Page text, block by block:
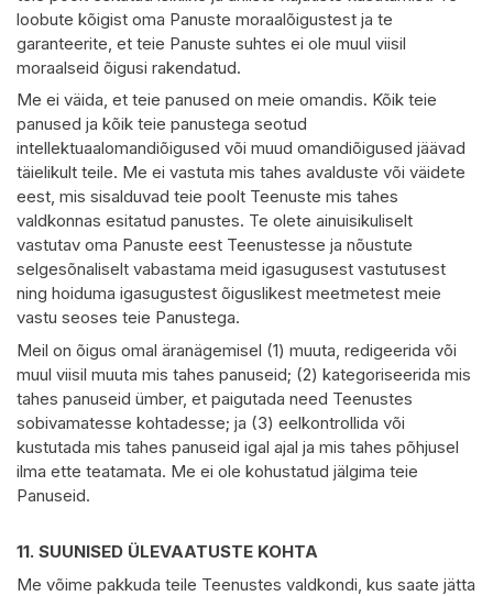
loobute kõigist oma Panuste moraalõigustest ja te
garanteerite, et teie Panuste suhtes ei ole muul viisil
moraalseid õigusi rakendatud.
Me ei väida, et teie panused on meie omandis. Kõik teie
panused ja kõik teie panustega seotud
intellektuaalomandiõigused või muud omandiõigused jäävad
täielikult teile. Me ei vastuta mis tahes avalduste või väidete
eest, mis sisalduvad teie poolt Teenuste mis tahes
valdkonnas esitatud panustes. Te olete ainuisikuliselt
vastutav oma Panuste eest Teenustesse ja nõustute
selgesõnaliselt vabastama meid igasugusest vastutusest
ning hoiduma igasugustest õiguslikest meetmetest meie
vastu seoses teie Panustega.
Meil on õigus omal äranägemisel (1) muuta, redigeerida või
muul viisil muuta mis tahes panuseid; (2) kategoriseerida mis
tahes panuseid ümber, et paigutada need Teenustes
sobivamatesse kohtadesse; ja (3) eelkontrollida või
kustutada mis tahes panuseid igal ajal ja mis tahes põhjusel
ilma ette teatamata. Me ei ole kohustatud jälgima teie
Panuseid.
11. SUUNISED ÜLEVAATUSTE KOHTA
Me võime pakkuda teile Teenustes valdkondi, kus saate jätta